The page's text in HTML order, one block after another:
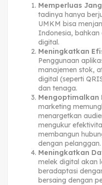
Memperluas
tadinya hanya
UMKM bisa
Indonesia, bahkan
digital.
Meningkatkan
Penggunaan
manajemen stok,
digital (seperti
dan tenaga.
Mengoptimalkan
marketing
menargetkan
mengukur
membangun
dengan pelanggan.
Meningkatkan
melek digital akan
beradaptasi
bersaing dengan